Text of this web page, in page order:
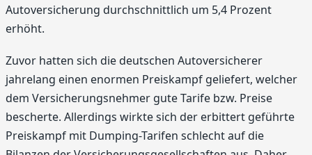
Autoversicherung durchschnittlich um 5,4 Prozent
erhöht.
Zuvor hatten sich die deutschen Autoversicherer
jahrelang einen enormen Preiskampf geliefert, welcher
dem Versicherungsnehmer gute Tarife bzw. Preise
bescherte. Allerdings wirkte sich der erbittert geführte
Preiskampf mit Dumping-Tarifen schlecht auf die